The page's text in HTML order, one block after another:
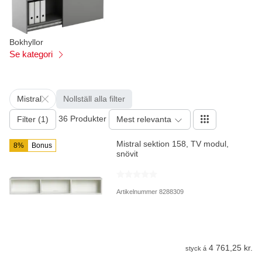
Bokhyllor
Se kategori
Mistral Nollställ alla filter
Filter (1) 36 Produkter Mest relevanta
8% Bonus
Mistral sektion 158, TV modul,
snövit
Artikelnummer 8288309
styck á 4 761,25 kr.